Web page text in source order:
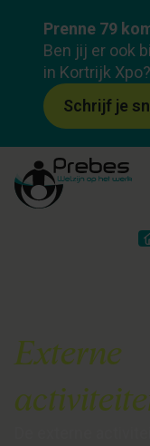
Prenne 79
Ben jij er ook
in Kortrijk Xpo?
Schrijf je
Externe